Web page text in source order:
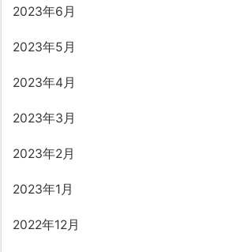
2023年6月
2023年5月
2023年4月
2023年3月
2023年2月
2023年1月
2022年12月